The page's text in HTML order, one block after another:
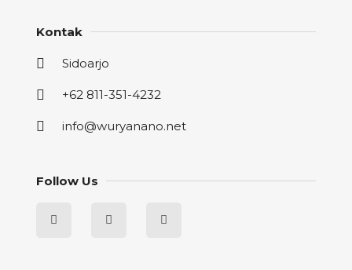
Kontak
Sidoarjo
+62 811-351-4232
info@wuryanano.net
Follow Us